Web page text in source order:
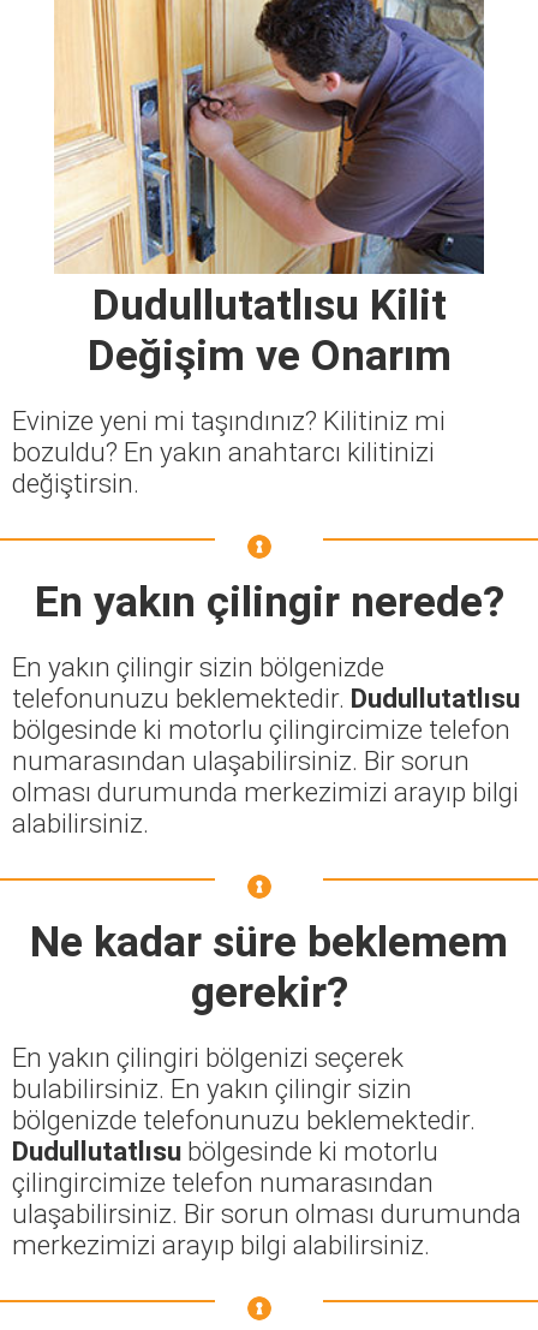
Dudullutatlısu Kilit
Değişim ve Onarım
Evinize yeni mi taşındınız? Kilitiniz mi
bozuldu? En yakın anahtarcı kilitinizi
değiştirsin.
En yakın çilingir nerede?
En yakın çilingir sizin bölgenizde
telefonunuzu beklemektedir. Dudullutatlısu
bölgesinde ki motorlu çilingircimize telefon
numarasından ulaşabilirsiniz. Bir sorun
olması durumunda merkezimizi arayıp bilgi
alabilirsiniz.
Ne kadar süre beklemem
gerekir?
En yakın çilingiri bölgenizi seçerek
bulabilirsiniz. En yakın çilingir sizin
bölgenizde telefonunuzu beklemektedir.
Dudullutatlısu bölgesinde ki motorlu
çilingircimize telefon numarasından
ulaşabilirsiniz. Bir sorun olması durumunda
merkezimizi arayıp bilgi alabilirsiniz.